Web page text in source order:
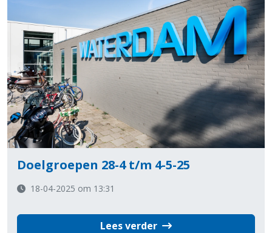
Doelgroepen 28-4 t/m 4-5-25
18-04-2025 om 13:31
Lees verder